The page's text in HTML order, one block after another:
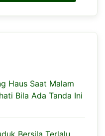
Haus Saat Malam
Bila Ada Tanda Ini
Bersila Terlalu